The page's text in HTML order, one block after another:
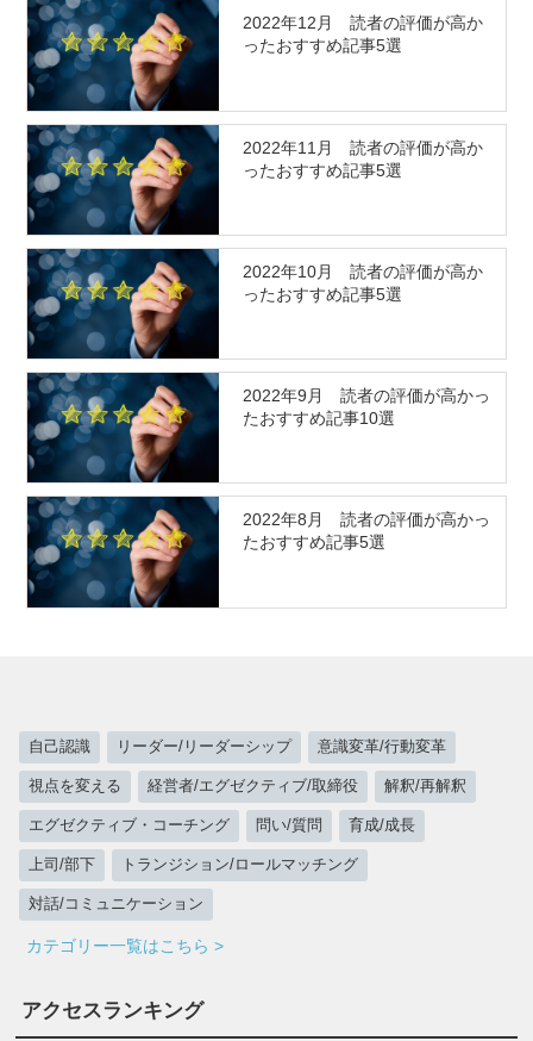
2022年12月 読者の評価が高か
ったおすすめ記事5選
2022年11月 読者の評価が高か
ったおすすめ記事5選
2022年10月 読者の評価が高か
ったおすすめ記事5選
2022年9月 読者の評価が高かっ
たおすすめ記事10選
2022年8月 読者の評価が高かっ
たおすすめ記事5選
自己認識 リーダー/リーダーシップ 意識変革/行動変革
視点を変える 経営者/エグゼクティブ/取締役 解釈/再解釈
エグゼクティブ・コーチング 問い/質問 育成/成長
上司/部下 トランジション/ロールマッチング
対話/コミュニケーション
カテゴリー一覧はこちら >
アクセスランキング